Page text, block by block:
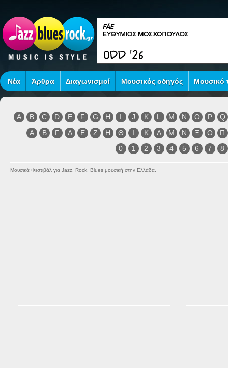
Νέα Άρθρα Διαγωνισμοί Μουσικός οδηγός Μουσικό
A B C D E F G H I J K L M N O P
Q
Α
Β Γ Δ Ε Ζ Η Θ Ι Κ Λ Μ Ν Ξ Ο
Π
0
1 2 3 4 5 6 7 8
Μουσικά Φεστιβάλ για Jazz, Rock, Blues μουσική στην Ελλάδα.